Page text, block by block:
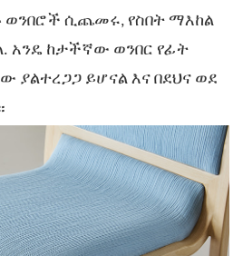
ወንበሮች ሲጨመሩ, የስበት ማእከል
አንዴ ከታችኛው ወንበር የፊት
ያልተረጋጋ ይሆናል እና በደህና ወደ